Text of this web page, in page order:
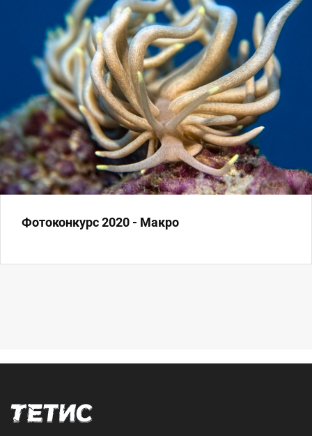
Фотоконкурс 2020 - Макро